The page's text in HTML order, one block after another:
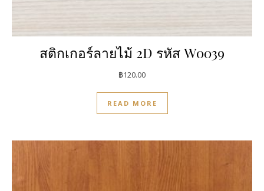
สติกเกอร์ลายไม้ 2D รหัส W0039
฿120.00
READ MORE